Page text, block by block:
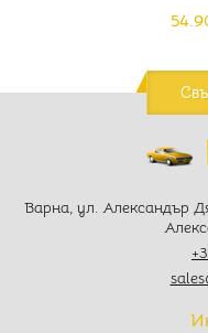
Варна, ул. Александър